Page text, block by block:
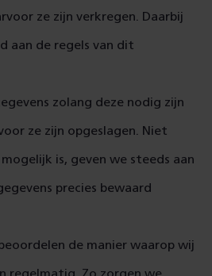
ze zijn verkregen. Daarbij
aan de regels van dit
zolang deze nodig zijn
ze zijn opgeslagen. Niet
is, geven we steeds aan
precies bewaard
de manier waarop wij